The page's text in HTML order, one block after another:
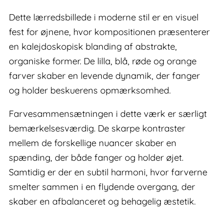
Dette lærredsbillede i moderne stil er en visuel
fest for øjnene, hvor kompositionen præsenterer
en kalejdoskopisk blanding af abstrakte,
organiske former. De lilla, blå, røde og orange
farver skaber en levende dynamik, der fanger
og holder beskuerens opmærksomhed.
Farvesammensætningen i dette værk er særligt
bemærkelsesværdig. De skarpe kontraster
mellem de forskellige nuancer skaber en
spænding, der både fanger og holder øjet.
Samtidig er der en subtil harmoni, hvor farverne
smelter sammen i en flydende overgang, der
skaber en afbalanceret og behagelig æstetik.